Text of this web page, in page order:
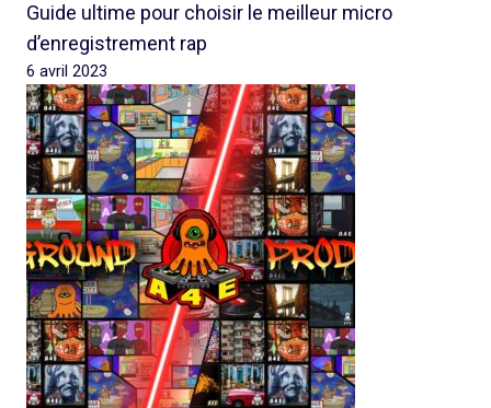
Guide ultime pour choisir le meilleur micro
d’enregistrement rap
6 avril 2023